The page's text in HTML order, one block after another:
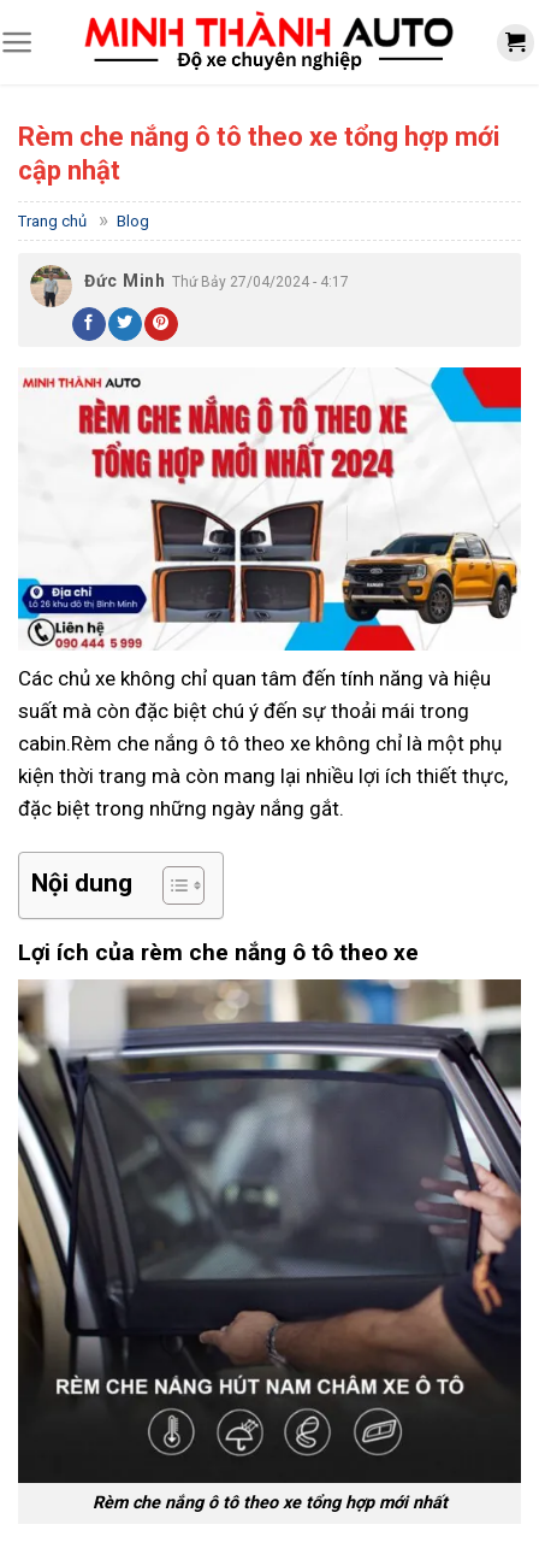
to
Rèm che nắng ô tô theo xe tổng hợp mới
cập nhật
Trang chủ » Blog
Đức Minh Thứ Bảy 27/04/2024 - 4:17
Các chủ xe không chỉ quan tâm đến tính năng và hiệu
suất mà còn đặc biệt chú ý đến sự thoải mái trong
cabin.Rèm che nắng ô tô theo xe không chỉ là một phụ
kiện thời trang mà còn mang lại nhiều lợi ích thiết thực,
đặc biệt trong những ngày nắng gắt.
Nội dung
Lợi ích của rèm che nắng ô tô theo xe
Rèm che nắng ô tô theo xe tổng hợp mới nhất